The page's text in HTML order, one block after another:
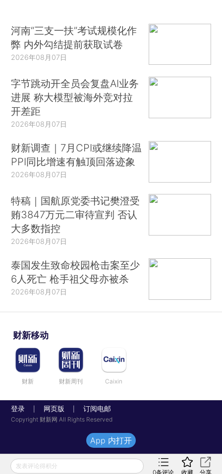
河南“三支一扶”考试规模化作
弊 内外勾结提前获取试卷
2026年08月07日
字节跳动开全员会复盘AI业务
进展 称大模型被海外竞对拉
开差距
2026年08月07日
财新调查｜7月CPI或继续降温
PPI同比增速有触顶回落迹象
2026年08月07日
特稿｜国航原党委书记樊澄受
贿3847万元二审待宣判 否认
大多数指控
2026年08月07日
泰国发生致命校园枪击案至少
6人死亡 枪手祖父母亦被杀
2026年08月07日
财新移动
财新 财新周刊 Caixin
登录 网页版 订阅电邮
Copyright 财新网 All Rights Reserved
发表评论得积分
0条评论 收藏 分享
App 内打开